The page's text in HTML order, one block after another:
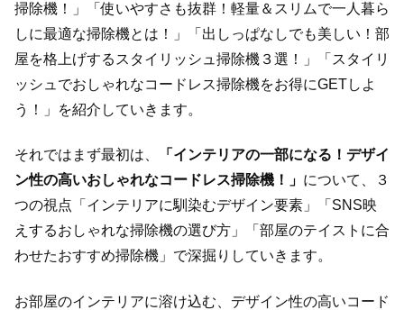
掃除機！」「使いやすさも抜群！軽量＆スリムで一人暮ら
しに最適な掃除機とは！」「出しっぱなしでも美しい！部
屋を格上げするスタイリッシュ掃除機３選！」「スタイリ
ッシュでおしゃれなコードレス掃除機をお得にGETしよ
う！」を紹介していきます。
それではまず最初は、
「インテリアの一部になる！デザイ
ン性の高いおしゃれなコードレス掃除機！」 について、３
つの視点「インテリアに馴染むデザイン要素」「SNS映
えするおしゃれな掃除機の選び方」「部屋のテイストに合
わせたおすすめ掃除機」で深掘りしていきます。
お部屋のインテリアに溶け込む、デザイン性の高いコード